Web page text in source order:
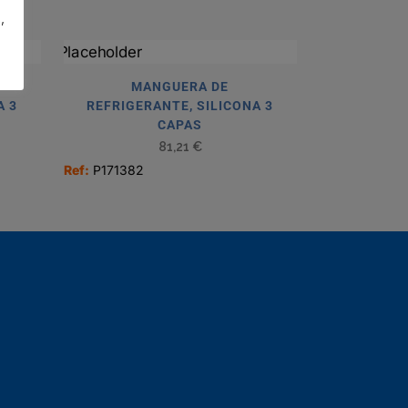
3
MANGUERA DE
REFRIGERANTE, SILICONA 3
CAPAS
81,21 €
Ref: P171382